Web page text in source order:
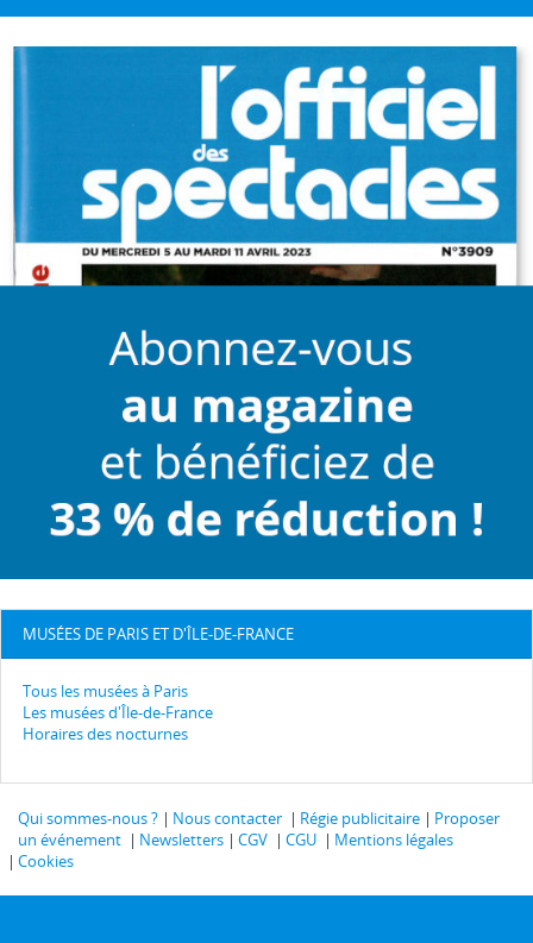
MUSÉES DE PARIS ET D'ÎLE-DE-FRANCE
Tous les musées à Paris
Les musées d'Île-de-France
Horaires des nocturnes
Qui sommes-nous ? Nous contacter Régie publicitaire
Proposer
un événement
Newsletters CGV CGU
Mentions légales
Cookies